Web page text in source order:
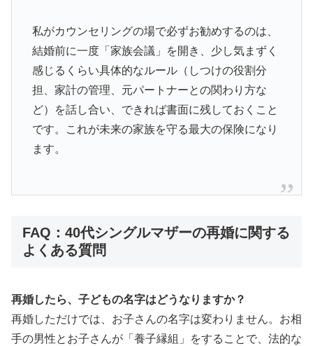
私がカウンセリングの場で必ずお勧めするのは、
結婚前に一度「家族会議」を開き、少し気まずく
感じるくらい具体的なルール（しつけの役割分
担、家計の管理、元パートナーとの関わり方な
ど）を話し合い、できれば書面に残しておくこと
です。これが未来の家族を守る最大の保険になり
ます。
FAQ：40代シングルマザーの再婚に関する
よくある質問
再婚したら、子どもの名字はどうなりますか？
再婚しただけでは、お子さんの名字は変わりません。お相
手の男性とお子さんが「養子縁組」をすることで、法的な